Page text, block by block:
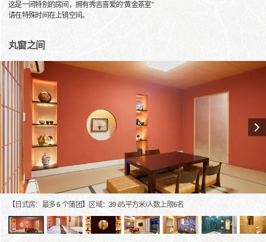
这是一间特别的房间，拥有秀吉喜爱的“黄金茶室”
请在特殊时间在上镜空间。
丸窗之间
【日式房：最多 6 个蒲团】区域：39.65平方米/人数上限6名